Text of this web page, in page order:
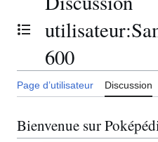
Basculer la table des
utilisateur:
600
Page d’utilisateur Discussion
Bienvenue sur